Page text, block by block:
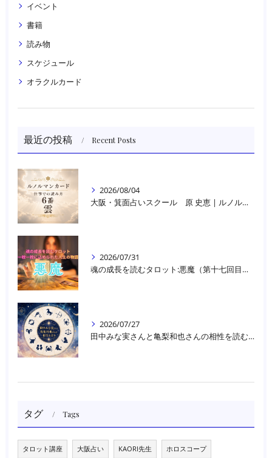
イベント
書籍
読み物
スケジュール
オラクルカード
最近の投稿 Recent Posts
2026/08/04
大阪・箕面占いスクール 原 史恵 | ルノルマンカード読み方のコツ「雲」 仕事をテーマに占った場合
2026/07/31
魂の成長を読むタロット:悪魔（第十七回目）｜大阪・箕面占いスクールラブアンドライト
2026/07/27
田中みな実さんと亀梨和也さんの相性を読む｜大阪・箕面占いスクールラブアンドライト
タグ Tags
タロット講座 大阪占い KAORI先生 ホロスコープ